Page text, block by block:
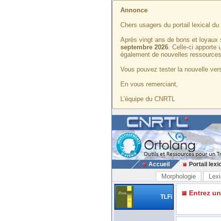
Annonce
Chers usagers du portail lexical du
Après vingt ans de bons et
septembre 2026. Celle-ci apporte
également de nouvelles
Vous pouvez tester la nouvelle
En vous remerciant,
L'équipe du CNRTL
Accueil Portail
Morphologie
TLFi Entrez